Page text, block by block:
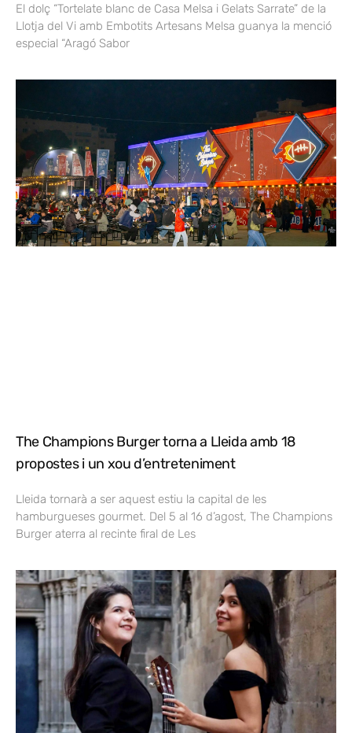
El dolç “Tortelate blanc de Casa Melsa i Gelats Sarrate” de la
Llotja del Vi amb Embotits Artesans Melsa guanya la menció
especial “Aragó Sabor
The Champions Burger torna a Lleida amb 18
propostes i un xou d’entreteniment
Lleida tornarà a ser aquest estiu la capital de les
hamburgueses gourmet. Del 5 al 16 d’agost, The Champions
Burger aterra al recinte firal de Les